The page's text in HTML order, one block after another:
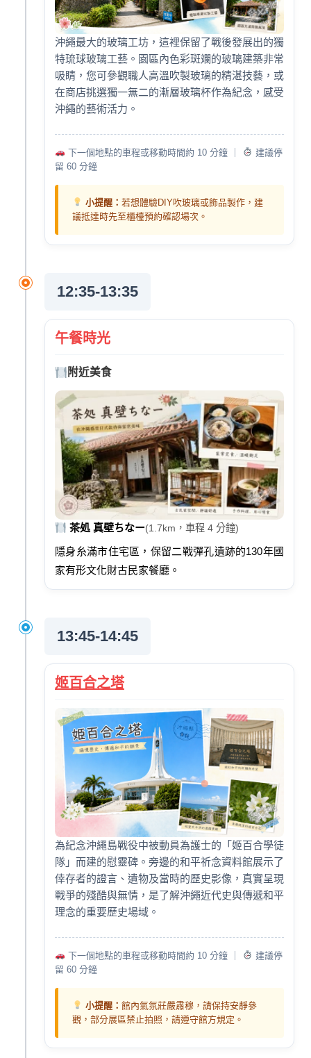
沖繩最大的玻璃工坊，這裡保留了戰後發展出的獨
特琉球玻璃工藝。園區內色彩斑斕的玻璃建築非常
吸睛，您可參觀職人高溫吹製玻璃的精湛技藝，或
在商店挑選獨一無二的漸層玻璃杯作為紀念，感受
沖繩的藝術活力。
下一個地點的車程或移動時間約 10 分鐘 ｜
建議停
留 60 分鐘
小提醒： 若想體驗DIY吹玻璃或飾品製作，建
議抵達時先至櫃檯預約確認場次。
12:35-13:35
午餐時光
附近美食
茶処 真壁ちなー(1.7km，車程 4 分鐘)
隱身糸滿市住宅區，保留二戰彈孔遺跡的130年國
家有形文化財古民家餐廳。
13:45-14:45
姬百合之塔
為紀念沖繩島戰役中被動員為護士的「姬百合學徒
隊」而建的慰靈碑。旁邊的和平祈念資料館展示了
倖存者的證言、遺物及當時的歷史影像，真實呈現
戰爭的殘酷與無情，是了解沖繩近代史與傳遞和平
理念的重要歷史場域。
下一個地點的車程或移動時間約 10 分鐘 ｜
建議停
留 60 分鐘
小提醒： 館內氣氛莊嚴肅穆，請保持安靜參
觀，部分展區禁止拍照，請遵守館方規定。